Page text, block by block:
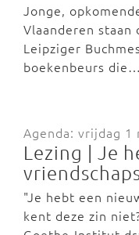
Jonge,
Vlaanderen staan
Leipziger
boekenbeurs die…
Agenda: vrijdag 1
Lezing | Je
"Je hebt een
kent deze zin